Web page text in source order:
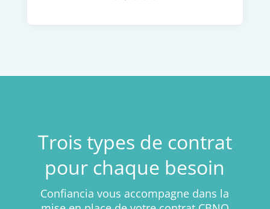
Trois types de contrat
pour chaque besoin
Confiancia vous accompagne dans la